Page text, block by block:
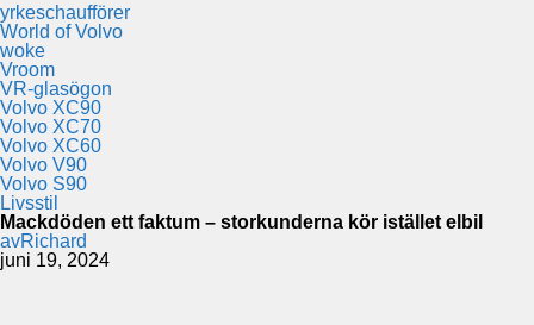
yrkeschaufförer
World of Volvo
woke
Vroom
VR-glasögon
Volvo XC90
Volvo XC70
Volvo XC60
Volvo V90
Volvo S90
Livsstil
Mackdöden ett faktum – storkunderna kör istället elbil
avRichard
juni 19, 2024